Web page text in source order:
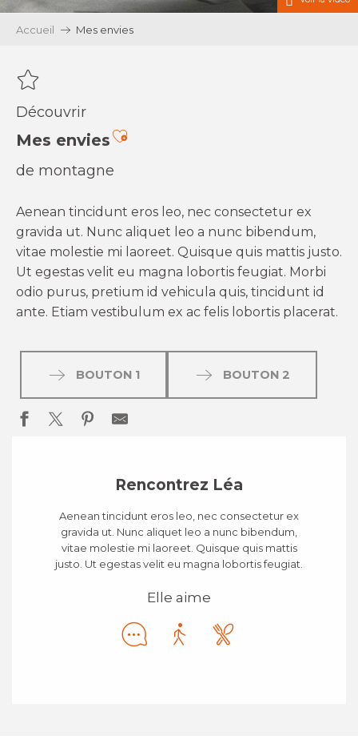
Accueil Mes envies
Découvrir
Mes enviesAjouter aux favoris
de montagne
Aenean tincidunt eros leo, nec consectetur ex
gravida ut. Nunc aliquet leo a nunc bibendum,
vitae molestie mi laoreet. Quisque quis mattis justo.
Ut egestas velit eu magna lobortis feugiat. Morbi
odio purus, pretium id vehicula quis, tincidunt id
ante. Etiam vestibulum ex ac felis lobortis placerat.
BOUTON 1 BOUTON 2
Rencontrez Léa
Aenean tincidunt eros leo, nec consectetur ex
gravida ut. Nunc aliquet leo a nunc bibendum,
vitae molestie mi laoreet. Quisque quis mattis
justo. Ut egestas velit eu magna lobortis feugiat.
Elle aime